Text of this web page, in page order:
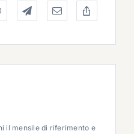
il mensile di riferimento e